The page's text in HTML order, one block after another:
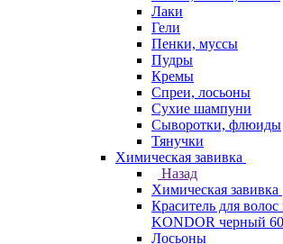
Лаки
Гели
Пенки, муссы
Пудры
Кремы
Спреи, лосьоны
Сухие шампуни
Сыворотки, флюиды
Тянучки
Химическая завивка
Назад
Химическая завивка
Краситель для
KONDOR черный
Лосьоны